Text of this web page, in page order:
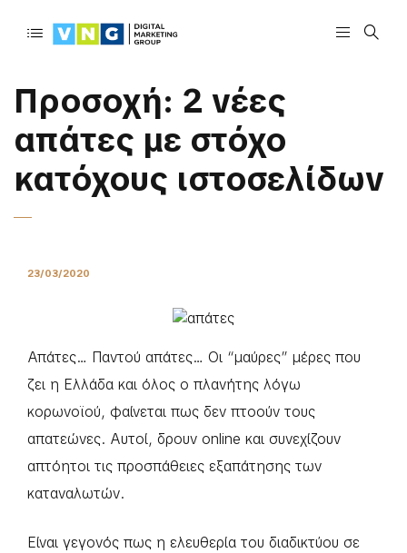
Προσοχή: 2 νέες
απάτες με στόχο
κατόχους ιστοσελίδων
23/03/2020
Απάτες… Παντού απάτες… Οι “μαύρες” μέρες που
ζει η Ελλάδα και όλος ο πλανήτης λόγω
κορωνοϊού, φαίνεται πως δεν πτοούν τους
απατεώνες. Αυτοί, δρουν online και συνεχίζουν
απτόητοι τις προσπάθειες εξαπάτησης των
καταναλωτών.
Είναι γεγονός πως η ελευθερία του διαδικτύου σε